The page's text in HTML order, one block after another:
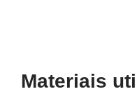
Materiais